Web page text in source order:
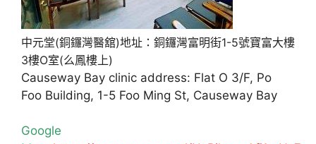
中元堂(銅鑼灣醫舘)地址：銅鑼灣富明街1-5號寶富大樓
3樓O室(么鳳樓上)
Causeway Bay clinic address: Flat O 3/F, Po
Foo Building, 1-5 Foo Ming St, Causeway Bay
Google